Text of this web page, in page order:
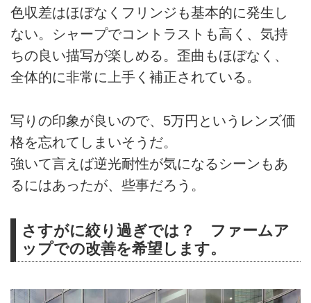
色収差はほぼなくフリンジも基本的に発生し
ない。シャープでコントラストも高く、気持
ちの良い描写が楽しめる。歪曲もほぼなく、
全体的に非常に上手く補正されている。
写りの印象が良いので、5万円というレンズ価
格を忘れてしまいそうだ。
強いて言えば逆光耐性が気になるシーンもあ
るにはあったが、些事だろう。
さすがに絞り過ぎでは？ ファームア
ップでの改善を希望します。